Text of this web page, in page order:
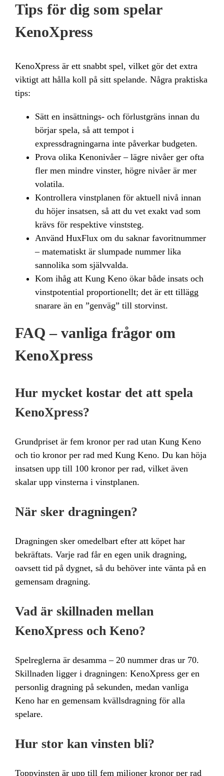
Tips för dig som spelar
KenoXpress
KenoXpress är ett snabbt spel, vilket gör det extra
viktigt att hålla koll på sitt spelande. Några praktiska
tips:
Sätt en insättnings- och förlustgräns innan du
börjar spela, så att tempot i
expressdragningarna inte påverkar budgeten.
Prova olika Kenonivåer – lägre nivåer ger ofta
fler men mindre vinster, högre nivåer är mer
volatila.
Kontrollera vinstplanen för aktuell nivå innan
du höjer insatsen, så att du vet exakt vad som
krävs för respektive vinststeg.
Använd HuxFlux om du saknar favoritnummer
– matematiskt är slumpade nummer lika
sannolika som självvalda.
Kom ihåg att Kung Keno ökar både insats och
vinstpotential proportionellt; det är ett tillägg
snarare än en ”genväg” till storvinst.
FAQ – vanliga frågor om
KenoXpress
Hur mycket kostar det att spela
KenoXpress?
Grundpriset är fem kronor per rad utan Kung Keno
och tio kronor per rad med Kung Keno. Du kan höja
insatsen upp till 100 kronor per rad, vilket även
skalar upp vinsterna i vinstplanen.
När sker dragningen?
Dragningen sker omedelbart efter att köpet har
bekräftats. Varje rad får en egen unik dragning,
oavsett tid på dygnet, så du behöver inte vänta på en
gemensam dragning.
Vad är skillnaden mellan
KenoXpress och Keno?
Spelreglerna är desamma – 20 nummer dras ur 70.
Skillnaden ligger i dragningen: KenoXpress ger en
personlig dragning på sekunden, medan vanliga
Keno har en gemensam kvällsdragning för alla
spelare.
Hur stor kan vinsten bli?
Toppvinsten är upp till fem miljoner kronor per rad